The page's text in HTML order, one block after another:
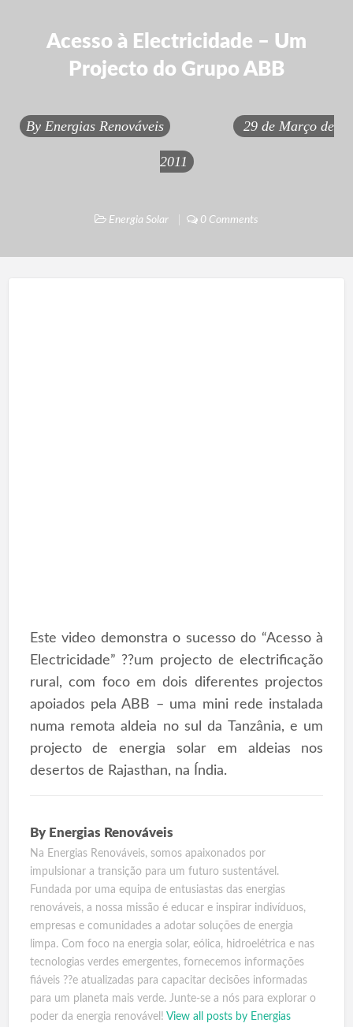
Acesso à Electricidade – Um
Projecto do Grupo ABB
By Energias Renováveis 29 de Março de
2011
Energia Solar 0 Comments
Este video demonstra o sucesso do “Acesso à
Electricidade” ??um projecto de electrificação
rural, com foco em dois diferentes projectos
apoiados pela ABB – uma mini rede instalada
numa remota aldeia no sul da Tanzânia, e um
projecto de energia solar em aldeias nos
desertos de Rajasthan, na Índia.
By Energias Renováveis
Na Energias Renováveis, somos apaixonados por
impulsionar a transição para um futuro sustentável.
Fundada por uma equipa de entusiastas das energias
renováveis, a nossa missão é educar e inspirar indivíduos,
empresas e comunidades a adotar soluções de energia
limpa. Com foco na energia solar, eólica, hidroelétrica e nas
tecnologias verdes emergentes, fornecemos informações
fiáveis ??e atualizadas para capacitar decisões informadas
para um planeta mais verde. Junte-se a nós para explorar o
poder da energia renovável! View all posts by Energias